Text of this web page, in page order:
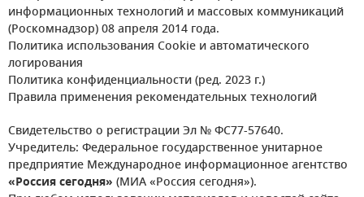
информационных технологий и массовых коммуникаций
(Роскомнадзор) 08 апреля 2014 года.
Политика использования Cookie и автоматического
логирования
Политика конфиденциальности (ред. 2023 г.)
Правила применения рекомендательных технологий
Свидетельство о регистрации Эл № ФС77-57640.
Учредитель: Федеральное государственное унитарное
предприятие Международное информационное агентство
«Россия сегодня» (МИА «Россия сегодня»).